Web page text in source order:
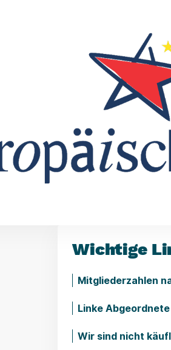
Wichtige
Mitgliederzahlen
Linke
Wir sind nicht